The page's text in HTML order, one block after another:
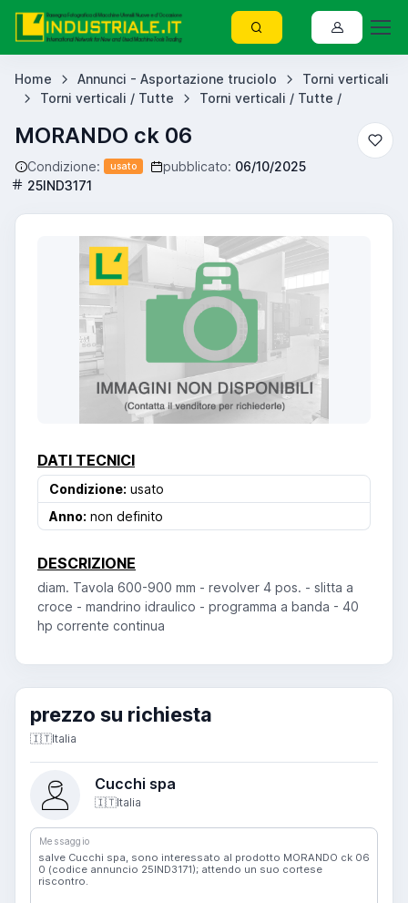
Home Annunci - Asportazione truciolo
Torni verticali
Torni verticali / Tutte
Torni verticali / Tutte /
MORANDO ck 06
Condizione: usato pubblicato: 06/10/2025
25IND3171
DATI TECNICI
Condizione: usato
Anno: non definito
DESCRIZIONE
diam. Tavola 600-900 mm - revolver 4 pos. - slitta a
croce - mandrino idraulico - programma a banda - 40
hp corrente continua
prezzo su richiesta
🇮🇹Italia
Cucchi spa
🇮🇹Italia
Messaggio